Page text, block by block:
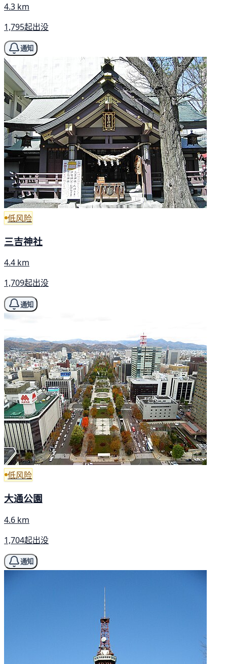
4.3 km
1,795起出没
通知
低风险
三吉神社
4.4 km
1,709起出没
通知
低风险
大通公園
4.6 km
1,704起出没
通知